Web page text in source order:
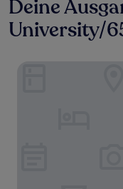
Deine
University/